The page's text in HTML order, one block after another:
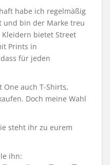
habe ich regelmäßig
und bin der Marke treu
bietet Street
Prints in
für jeden
auch T-Shirts,
Doch meine Wahl
steht ihr zu eurem
ihn: